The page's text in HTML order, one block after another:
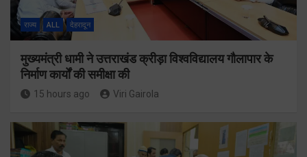
राज्य ALL देहरादून
मुख्यमंत्री धामी ने उत्तराखंड क्रीड़ा विश्वविद्यालय गौलापार के
निर्माण कार्यों की समीक्षा की
15 hours ago Viri Gairola